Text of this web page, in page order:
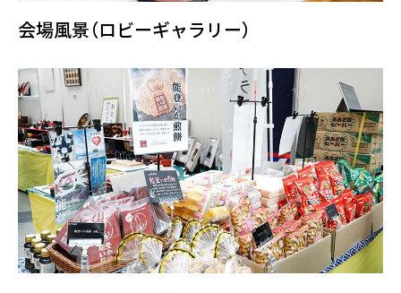
会場風景（ロビーギャラリー）